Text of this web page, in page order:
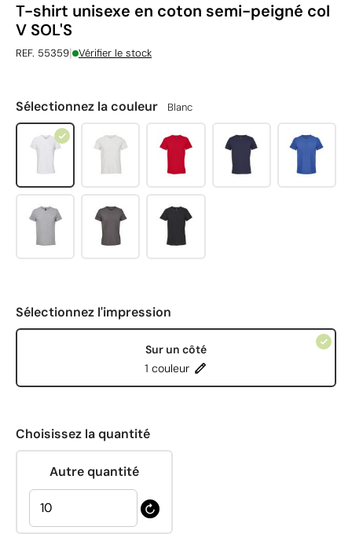
T-shirt unisexe en coton semi-peigné col
V SOL'S
REF. 55359| Vérifier le stock
Sélectionnez la couleur Blanc
Sélectionnez l'impression
Sur un côté
1 couleur
Choisissez la quantité
Autre quantité